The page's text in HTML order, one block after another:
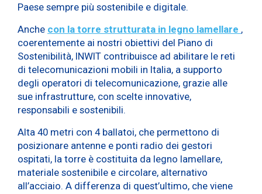
Paese sempre più sostenibile e digitale.
Anche con la torre strutturata in legno lamellare ,
coerentemente ai nostri obiettivi del Piano di
Sostenibilità, INWIT contribuisce ad abilitare le reti
di telecomunicazioni mobili in Italia, a supporto
degli operatori di telecomunicazione, grazie alle
sue infrastrutture, con scelte innovative,
responsabili e sostenibili.
Alta 40 metri con 4 ballatoi, che permettono di
posizionare antenne e ponti radio dei gestori
ospitati, la torre è costituita da legno lamellare,
materiale sostenibile e circolare, alternativo
all’acciaio. A differenza di quest’ultimo, che viene